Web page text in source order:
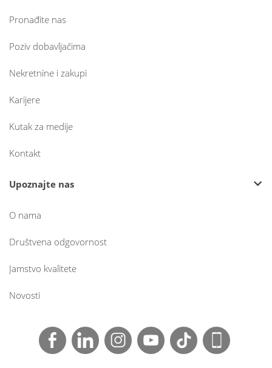
Pronađite nas
Poziv dobavljačima
Nekretnine i zakupi
Karijere
Kutak za medije
Kontakt
Upoznajte nas
O nama
Društvena odgovornost
Jamstvo kvalitete
Novosti